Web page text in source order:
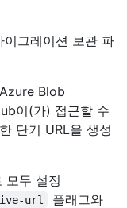
그레이션 보관 파
Blob
이(가) 접근할 수
단기 URL을 생성
모두 설정
url
플래그와